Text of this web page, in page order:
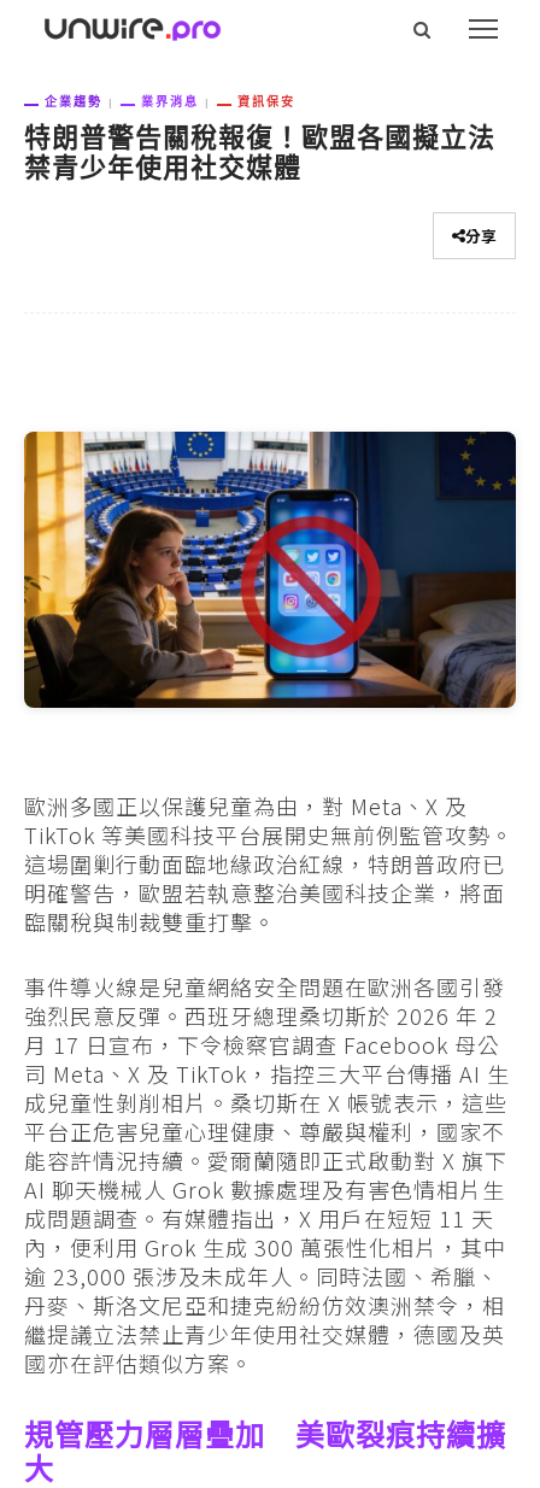
企業趨勢 業界消息 資訊保安
特朗普警告關稅報復！歐盟各國擬立法
禁青少年使用社交媒體
分享
歐洲多國正以保護兒童為由，對 Meta、X 及
TikTok 等美國科技平台展開史無前例監管攻勢。
這場圍剿行動面臨地緣政治紅線，特朗普政府已
明確警告，歐盟若執意整治美國科技企業，將面
臨關稅與制裁雙重打擊。
事件導火線是兒童網絡安全問題在歐洲各國引發
強烈民意反彈。西班牙總理桑切斯於 2026 年 2
月 17 日宣布，下令檢察官調查 Facebook 母公
司 Meta、X 及 TikTok，指控三大平台傳播 AI 生
成兒童性剝削相片。桑切斯在 X 帳號表示，這些
平台正危害兒童心理健康、尊嚴與權利，國家不
能容許情況持續。愛爾蘭隨即正式啟動對 X 旗下
AI 聊天機械人 Grok 數據處理及有害色情相片生
成問題調查。有媒體指出，X 用戶在短短 11 天
內，便利用 Grok 生成 300 萬張性化相片，其中
逾 23,000 張涉及未成年人。同時法國、希臘、
丹麥、斯洛文尼亞和捷克紛紛仿效澳洲禁令，相
繼提議立法禁止青少年使用社交媒體，德國及英
國亦在評估類似方案。
規管壓力層層疊加 美歐裂痕持續擴
大